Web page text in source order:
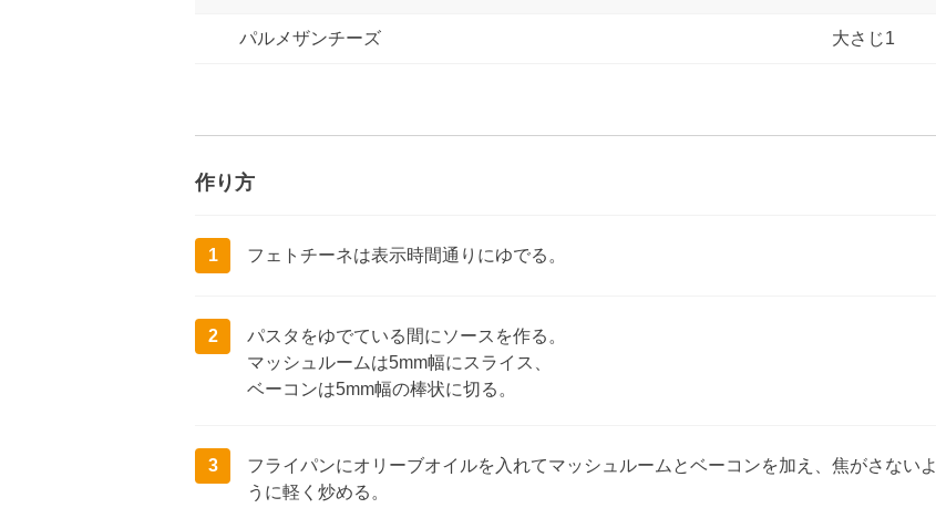
パルメザンチーズ 大さじ1
作り方
1 フェトチーネは表示時間通りにゆでる。
2
パスタをゆでている間にソースを作る。
マッシュルームは5mm幅にスライス、
ベーコンは5mm幅の棒状に切る。
3
フライパンにオリーブオイルを入れてマッシュルームとベーコンを加え、焦がさないよ
うに軽く炒める。